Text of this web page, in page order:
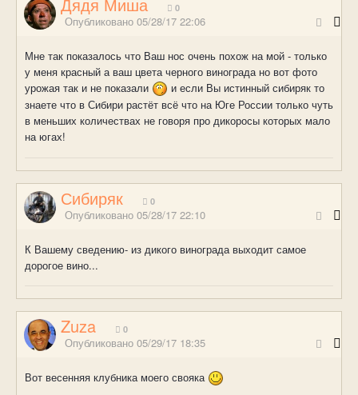
0
Опубликовано 05/28/17 22:06
Мне так показалось что Ваш нос очень похож на мой - только
у меня красный а ваш цвета черного винограда но вот фото
урожая так и не показали
и если Вы истинный сибиряк то
знаете что в Сибири растёт всё что на Юге России только чуть
в меньших количествах не говоря про дикоросы которых мало
на югах!
Сибиряк 0
Опубликовано 05/28/17 22:10
К Вашему сведению- из дикого винограда выходит самое
дорогое вино...
Zuza 0
Опубликовано 05/29/17 18:35
Вот весенняя клубника моего свояка